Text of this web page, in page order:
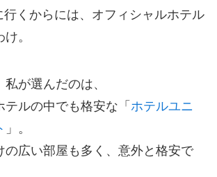
くからには、オフィシャルホテル
。
が選んだのは、
テルの中でも格安な「 ホテルユニ
」。
の広い部屋も多く、意外と格安で